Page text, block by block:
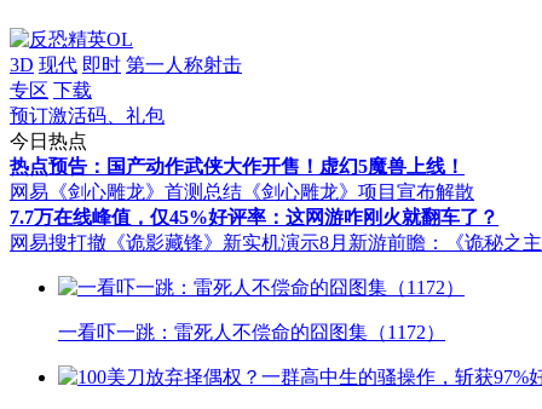
3D 现代 即时 第一人称射击
专区 下载
预订激活码、礼包
今日热点
热点预告：国产动作武侠大作开售！虚幻5魔兽上线！
网易《剑心雕龙》首测总结 《剑心雕龙》项目宣布解散
7.7万在线峰值，仅45%好评率：这网游咋刚火就翻车了？
网易搜打撤《诡影藏锋》新实机演示8月新游前瞻：《诡秘之
一看吓一跳：雷死人不偿命的囧图集（1172）